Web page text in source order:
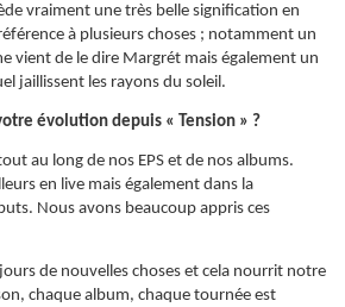
vraiment une très belle signification en
à plusieurs choses ; notamment un
vient de le dire Margrét mais également un
jaillissent les rayons du soleil.
évolution depuis « Tension » ?
au long de nos EPS et de nos albums.
en live mais également dans la
Nous avons beaucoup appris ces
de nouvelles choses et cela nourrit notre
chaque album, chaque tournée est